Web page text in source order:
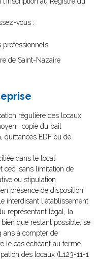
vous :
professionnels
de Saint-Nazaire
régulière des locaux
: copie du bail
quittances EDF ou de
dans le local
ceci sans limitation de
ou stipulation
présence de disposition
interdisant l'établissement
représentant légal, la
que restant possible, se
ans à compter de
le cas échéant au terme
des locaux (L123-11-1